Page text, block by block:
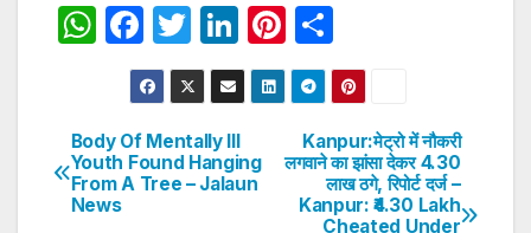
W
s
A
p
F
a
c
e
b
T
w
itt
er
Li
n
k
e
dI
Pi
nt
er
e
st
h
ar
e
Post
navigation
Kanpur:मेट्रो में नौकरी
लगवाने का झांसा देकर 4.30
लाख ठगे, रिपोर्ट दर्ज –
Kanpur: ₹4.30 Lakh
Cheated Under
Body Of Mentally Ill
Youth Found Hanging
From A Tree – Jalaun
News